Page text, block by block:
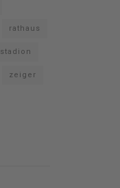
rathaus
stadion
zeiger